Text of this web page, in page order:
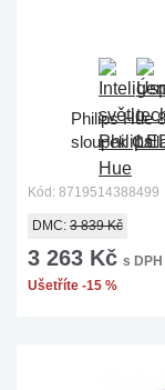
Philips Hue
sloupek
Kód: 8719514388499
DMC: 3 839 Kč
3 263 Kč s DPH
Ušetříte -15 %